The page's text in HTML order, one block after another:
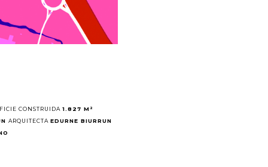
CONSTRUIDA 1.827 M²
ARQUITECTA EDURNE BIURRUN